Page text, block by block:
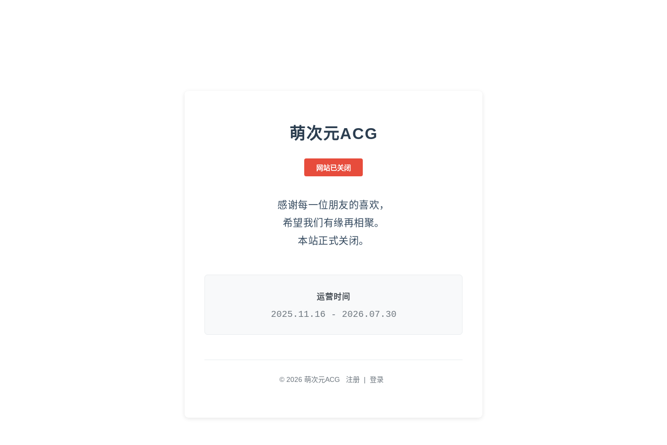
萌次元ACG
网站已关闭
感谢每一位朋友的喜欢，
希望我们有缘再相聚。
本站正式关闭。
运营时间
2025.11.16 - 2026.07.30
© 2026 萌次元ACG 注册 | 登录